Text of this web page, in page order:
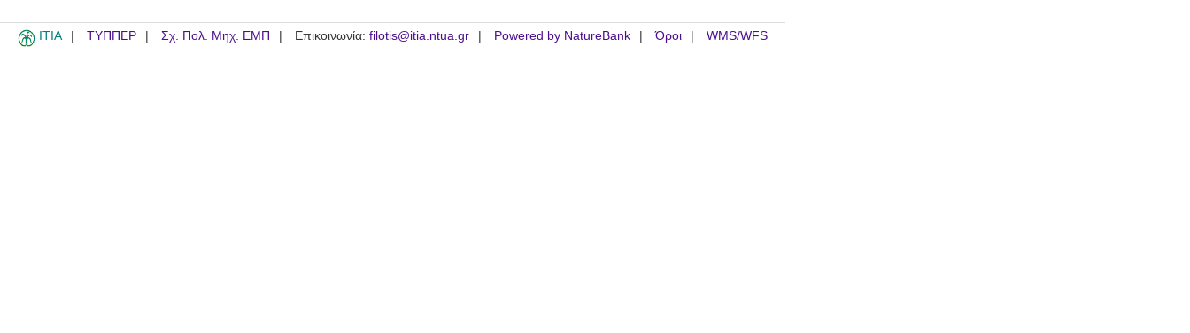
ITIA ΤΥΠΠΕΡ Σχ. Πολ. Μηχ. ΕΜΠ Επικοινωνία: filotis@itia.ntua.gr Powered by NatureBank Όροι WMS/WFS